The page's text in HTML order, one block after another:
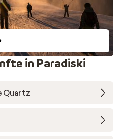
in Paradiski
Quartz